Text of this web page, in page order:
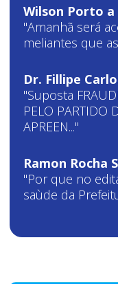
Wilson Porto a
"Amanhã será
meliantes que
Dr. Fillipe
"Suposta
PELO PARTIDO
APREEN..."
Ramon Rocha
"Por que no
saùde da